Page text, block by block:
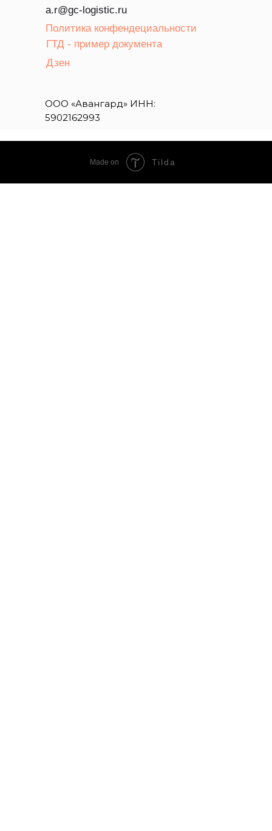
Политика конфендециальности
Дзен
ГТД - пример документа
a.r@gc-logistic.ru
ООО «Авангард» ИНН:
5902162993
Made on Tilda